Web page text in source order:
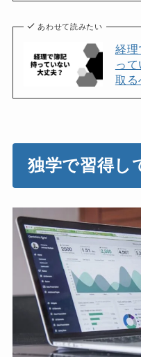
あわせて読みたい
経理
っ
取る
独学で習得し